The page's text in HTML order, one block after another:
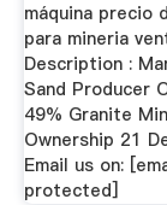
máquina precio
para mineria
Description :
Sand Producer
49% Granite
Ownership 21
Email us on:
protected]